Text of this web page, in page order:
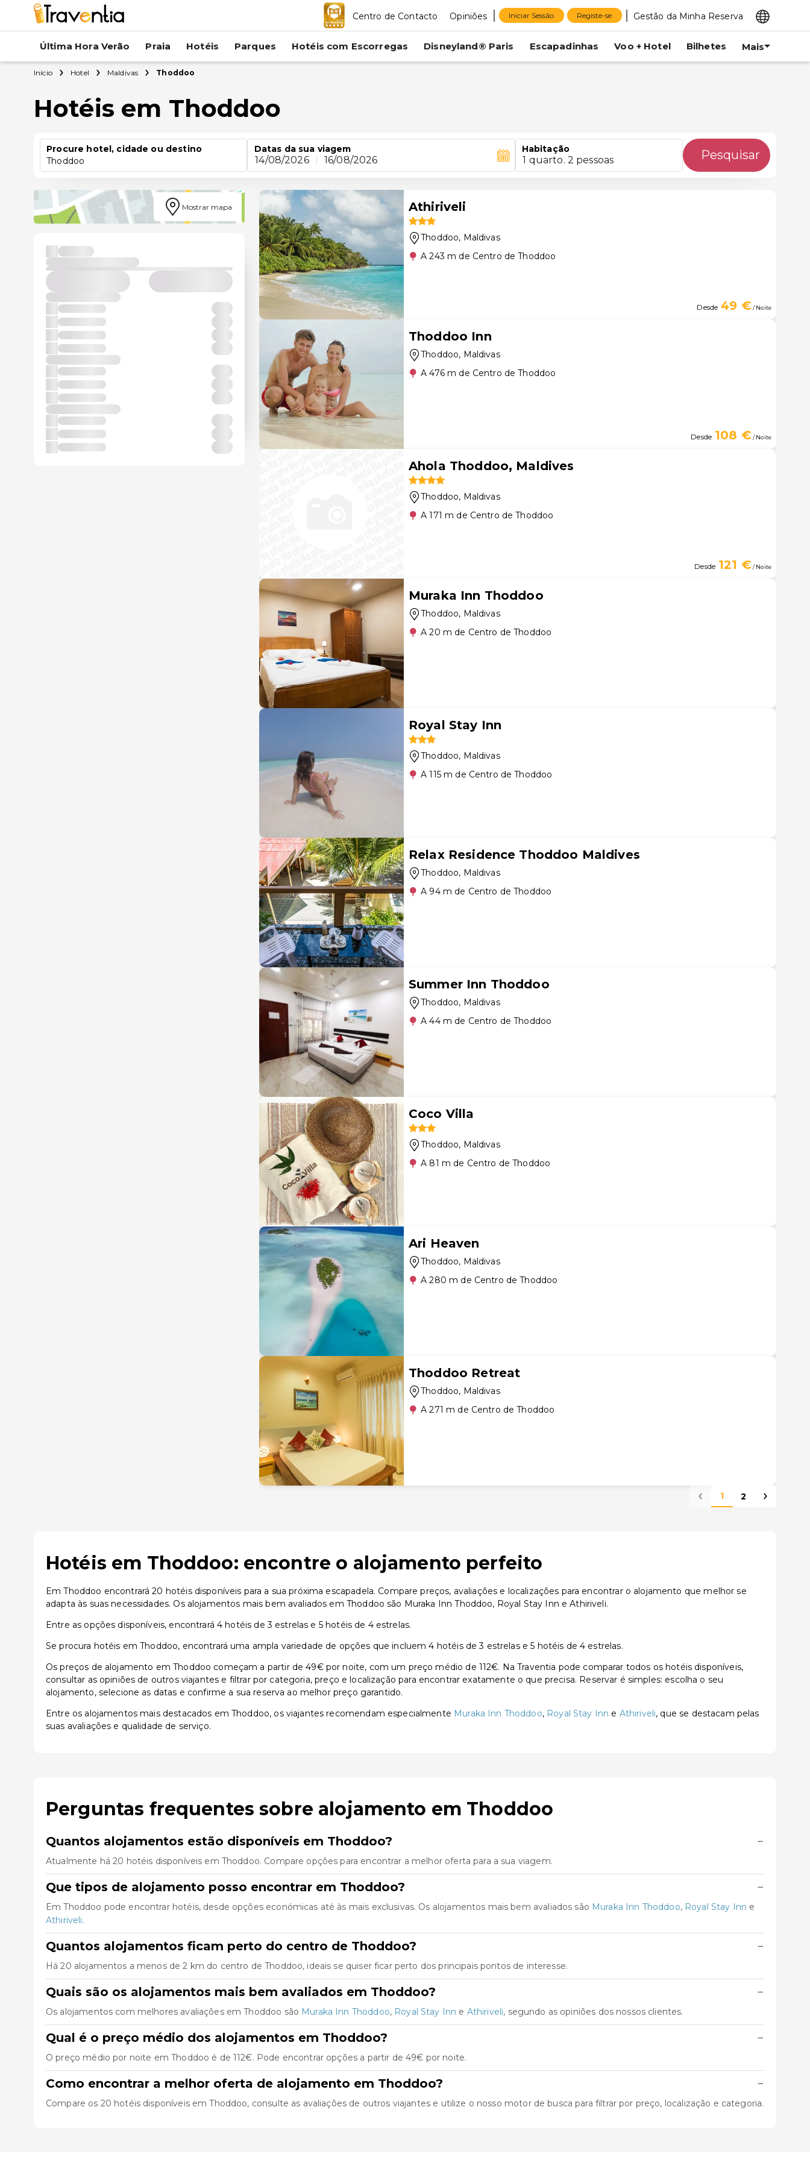
Centro de Contacto Opiniões Iniciar Sessão Registe-se Gestão da Minha Reserva
Última Hora Verão Praia Hotéis Parques Hotéis com Escorregas Disneyland® Paris Escapadinhas Voo + Hotel Bilhetes Mais
Início Hotel Maldivas Thoddoo
Hotéis em Thoddoo
Procure hotel, cidade ou destino
Thoddoo
Datas da sua viagem
14/08/2026 16/08/2026
Habitação
1 quarto. 2 pessoas Pesquisar
Mostrar mapa Athiriveli
Thoddoo, Maldivas
A 243 m de Centro de Thoddoo
Desde 49 €/ Noite
Thoddoo Inn
Thoddoo, Maldivas
A 476 m de Centro de Thoddoo
Desde 108 €/ Noite
Ahola Thoddoo, Maldives
Thoddoo, Maldivas
A 171 m de Centro de Thoddoo
Desde 121 €/ Noite
Muraka Inn Thoddoo
Thoddoo, Maldivas
A 20 m de Centro de Thoddoo
Royal Stay Inn
Thoddoo, Maldivas
A 115 m de Centro de Thoddoo
Relax Residence Thoddoo Maldives
Thoddoo, Maldivas
A 94 m de Centro de Thoddoo
Summer Inn Thoddoo
Thoddoo, Maldivas
A 44 m de Centro de Thoddoo
Coco Villa
Thoddoo, Maldivas
A 81 m de Centro de Thoddoo
Ari Heaven
Thoddoo, Maldivas
A 280 m de Centro de Thoddoo
Thoddoo Retreat
Thoddoo, Maldivas
A 271 m de Centro de Thoddoo
1 2
Hotéis em Thoddoo: encontre o alojamento perfeito
Em Thoddoo encontrará 20 hotéis disponíveis para a sua próxima escapadela. Compare preços, avaliações e localizações para encontrar o alojamento que melhor se
adapta às suas necessidades. Os alojamentos mais bem avaliados em Thoddoo são Muraka Inn Thoddoo, Royal Stay Inn e Athiriveli.
Entre as opções disponíveis, encontrará 4 hotéis de 3 estrelas e 5 hotéis de 4 estrelas.
Se procura hotéis em Thoddoo, encontrará uma ampla variedade de opções que incluem 4 hotéis de 3 estrelas e 5 hotéis de 4 estrelas.
Os preços de alojamento em Thoddoo começam a partir de 49€ por noite, com um preço médio de 112€. Na Traventia pode comparar todos os hotéis disponíveis,
consultar as opiniões de outros viajantes e filtrar por categoria, preço e localização para encontrar exatamente o que precisa. Reservar é simples: escolha o seu
alojamento, selecione as datas e confirme a sua reserva ao melhor preço garantido.
Entre os alojamentos mais destacados em Thoddoo, os viajantes recomendam especialmente Muraka Inn Thoddoo, Royal Stay Inn e Athiriveli, que se destacam pelas
suas avaliações e qualidade de serviço.
Perguntas frequentes sobre alojamento em Thoddoo
Quantos alojamentos estão disponíveis em Thoddoo? −
Atualmente há 20 hotéis disponíveis em Thoddoo. Compare opções para encontrar a melhor oferta para a sua viagem.
Que tipos de alojamento posso encontrar em Thoddoo? −
Em Thoddoo pode encontrar hotéis, desde opções económicas até às mais exclusivas. Os alojamentos mais bem avaliados são Muraka Inn Thoddoo, Royal Stay Inn e
Athiriveli.
Quantos alojamentos ficam perto do centro de Thoddoo? −
Há 20 alojamentos a menos de 2 km do centro de Thoddoo, ideais se quiser ficar perto dos principais pontos de interesse.
Quais são os alojamentos mais bem avaliados em Thoddoo? −
Os alojamentos com melhores avaliações em Thoddoo são Muraka Inn Thoddoo, Royal Stay Inn e Athiriveli, segundo as opiniões dos nossos clientes.
Qual é o preço médio dos alojamentos em Thoddoo? −
O preço médio por noite em Thoddoo é de 112€. Pode encontrar opções a partir de 49€ por noite.
Como encontrar a melhor oferta de alojamento em Thoddoo? −
Compare os 20 hotéis disponíveis em Thoddoo, consulte as avaliações de outros viajantes e utilize o nosso motor de busca para filtrar por preço, localização e categoria.